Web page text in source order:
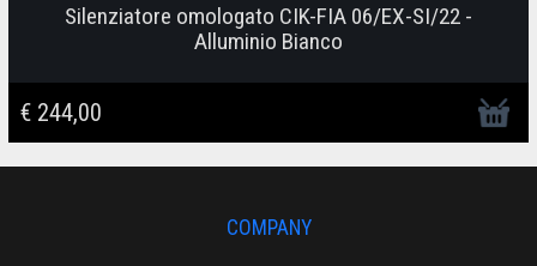
Silenziatore omologato CIK-FIA 06/EX-SI/22 -
Alluminio Bianco
€ 244,00
COMPANY